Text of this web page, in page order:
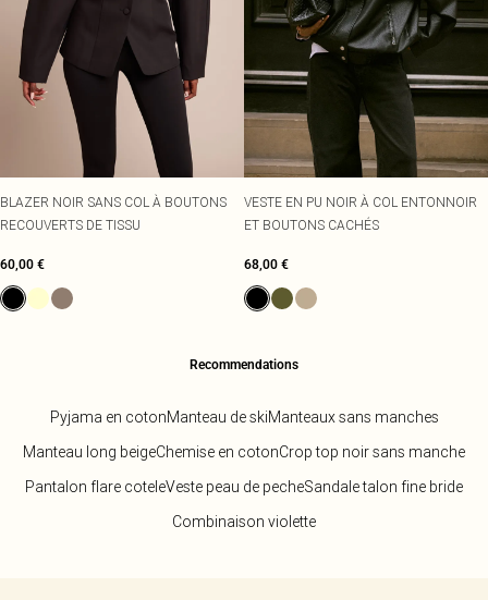
BLAZER NOIR SANS COL À BOUTONS
RECOUVERTS DE TISSU
60,00 €
VESTE EN PU NOIR À COL ENTONNOIR
ET BOUTONS CACHÉS
68,00 €
Recommendations
Pyjama en cotonManteau de skiManteaux sans manches
Manteau long beigeChemise en cotonCrop top noir sans manche
Pantalon flare coteleVeste peau de pecheSandale talon fine bride
Combinaison violette